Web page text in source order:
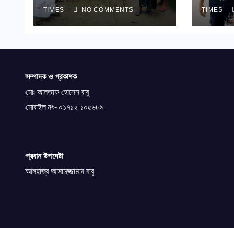
TIMES NO COMMENTS TIMES
সম্পাদক ও প্রকাশক
মোঃ আলতাফ হোসেন বাবু
মোবাইল নং- ০১৭১২ ১০৫৬৮৯
প্রধান উপদেষ্টা
আলহাজ্ব আসাদুজ্জামান বাবু